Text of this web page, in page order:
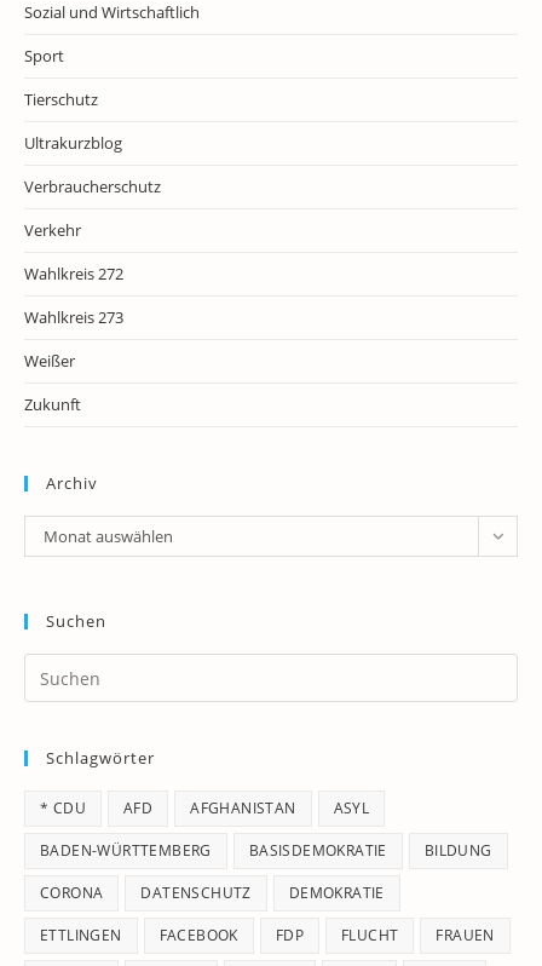
Sozial und Wirtschaftlich
Sport
Tierschutz
Ultrakurzblog
Verbraucherschutz
Verkehr
Wahlkreis 272
Wahlkreis 273
Weißer
Zukunft
Archiv
Archiv
Monat auswählen
Suchen
Schlagwörter
* CDU AFD AFGHANISTAN ASYL
BADEN-WÜRTTEMBERG BASISDEMOKRATIE BILDUNG
CORONA DATENSCHUTZ DEMOKRATIE
ETTLINGEN FACEBOOK FDP FLUCHT FRAUEN